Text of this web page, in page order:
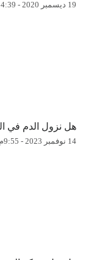
19 ديسمبر 2020 - 4:39ص
هل نزول الدم في
14 نوفمبر 2023 - 9:55م